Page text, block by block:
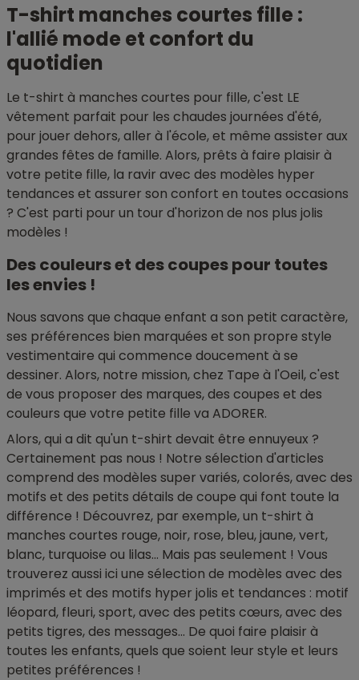
T-shirt manches courtes fille :
l'allié mode et confort du
quotidien
Le t-shirt à manches courtes pour fille, c'est LE
vêtement parfait pour les chaudes journées d'été,
pour jouer dehors, aller à l'école, et même assister aux
grandes fêtes de famille. Alors, prêts à faire plaisir à
votre petite fille, la ravir avec des modèles hyper
tendances et assurer son confort en toutes occasions
? C'est parti pour un tour d'horizon de nos plus jolis
modèles !
Des couleurs et des coupes pour toutes
les envies !
Nous savons que chaque enfant a son petit caractère,
ses préférences bien marquées et son propre style
vestimentaire qui commence doucement à se
dessiner. Alors, notre mission, chez Tape à l'Oeil, c'est
de vous proposer des marques, des coupes et des
couleurs que votre petite fille va ADORER.
Alors, qui a dit qu'un t-shirt devait être ennuyeux ?
Certainement pas nous ! Notre sélection d'articles
comprend des modèles super variés, colorés, avec des
motifs et des petits détails de coupe qui font toute la
différence ! Découvrez, par exemple, un t-shirt à
manches courtes rouge, noir, rose, bleu, jaune, vert,
blanc, turquoise ou lilas... Mais pas seulement ! Vous
trouverez aussi ici une sélection de modèles avec des
imprimés et des motifs hyper jolis et tendances : motif
léopard, fleuri, sport, avec des petits cœurs, avec des
petits tigres, des messages... De quoi faire plaisir à
toutes les enfants, quels que soient leur style et leurs
petites préférences !